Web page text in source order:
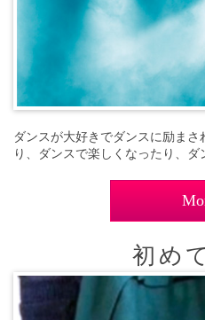
ダンスが大好きでダンスに励ま
り、ダンスで楽しくなったり、ダ
初め